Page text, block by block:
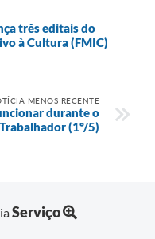
três editais do
à Cultura (FMIC)
MENOS RECENTE
durante o
(1º/5)
Serviço